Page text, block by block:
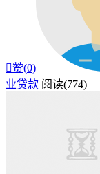
赞(0)
业贷款 阅读(774)